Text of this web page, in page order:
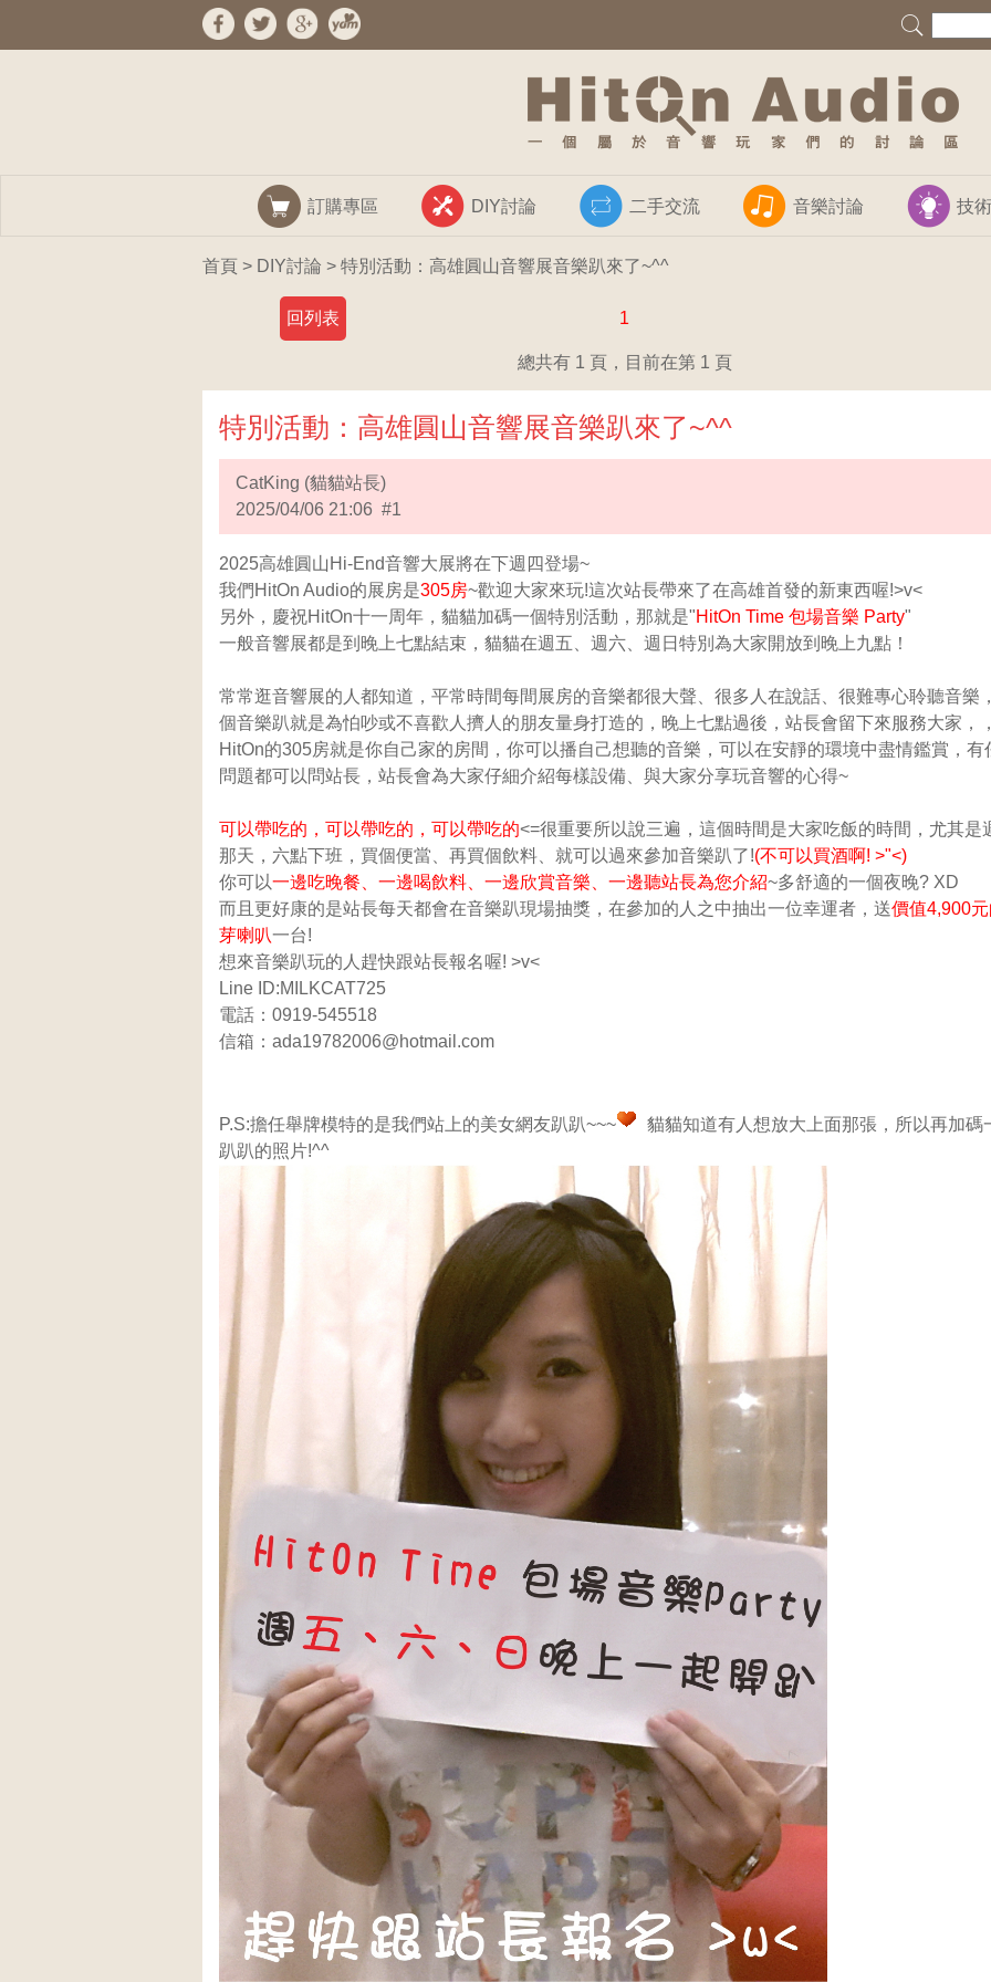
訂購專區 DIY討論 二手交流 音樂討論 技
首頁 > DIY討論 > 特別活動：高雄圓山音響展音樂趴來了~^^
回列表 1
總共有 1 頁，目前在第 1 頁
特別活動：高雄圓山音響展音樂趴來了~^^
CatKing (貓貓站長)
2025/04/06 21:06 #1
2025高雄圓山Hi-End音響大展將在下週四登場~
我們HitOn Audio的展房是305房~歡迎大家來玩!這次站長帶來了在高雄首發的新東西喔!>v<
另外，慶祝HitOn十一周年，貓貓加碼一個特別活動，那就是"HitOn Time 包場音樂 Party"
一般音響展都是到晚上七點結束，貓貓在週五、週六、週日特別為大家開放到晚上九點！
常常逛音響展的人都知道，平常時間每間展房的音樂都很大聲、很多人在說話、很難專心聆聽音樂
個音樂趴就是為怕吵或不喜歡人擠人的朋友量身打造的，晚上七點過後，站長會留下來服務大家，
HitOn的305房就是你自己家的房間，你可以播自己想聽的音樂，可以在安靜的環境中盡情鑑賞，有
問題都可以問站長，站長會為大家仔細介紹每樣設備、與大家分享玩音響的心得~
可以帶吃的，可以帶吃的，可以帶吃的<=很重要所以說三遍，這個時間是大家吃飯的時間，尤其是
那天，六點下班，買個便當、再買個飲料、就可以過來參加音樂趴了!(不可以買酒啊! >"<)
你可以一邊吃晚餐、一邊喝飲料、一邊欣賞音樂、一邊聽站長為您介紹~多舒適的一個夜晚? XD
而且更好康的是站長每天都會在音樂趴現場抽獎，在參加的人之中抽出一位幸運者，送價值4,900
芽喇叭一台!
想來音樂趴玩的人趕快跟站長報名喔! >v<
Line ID:MILKCAT725
電話：0919-545518
信箱：ada19782006@hotmail.com
P.S:擔任舉牌模特的是我們站上的美女網友趴趴~~~
貓貓知道有人想放大上面那張，所以再加碼
趴趴的照片!^^